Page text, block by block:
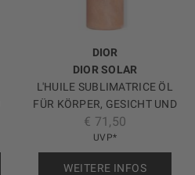
DIOR
DIOR SOLAR
L'HUILE SUBLIMATRICE ÖL
FÜR KÖRPER, GESICHT UND
HAAR –
PERFEKTIONIERENDES
GLOW-ÖL
UVP*
€ 71,50
WEITERE INFOS